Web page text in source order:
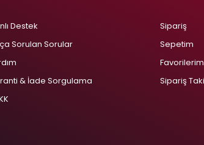
Destek
Sorulan Sorular
& İade Sorgulama
Sipariş
Sepetim
Favorilerim
Sipariş